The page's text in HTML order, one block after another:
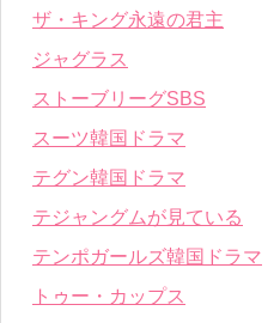
ザ・キング永遠の君主
ジャグラス
ストーブリーグSBS
スーツ韓国ドラマ
テグン韓国ドラマ
テジャングムが見ている
テンポガールズ韓国ドラマ
トゥー・カップス